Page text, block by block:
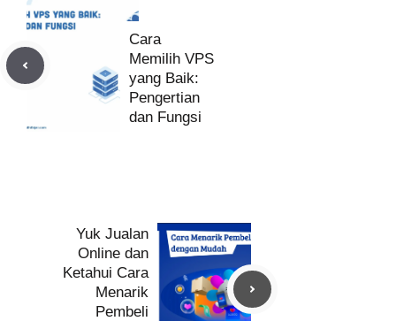
Cara
Memilih VPS
yang Baik:
Pengertian
dan Fungsi
Yuk Jualan
Online dan
Ketahui Cara
Menarik
Pembeli